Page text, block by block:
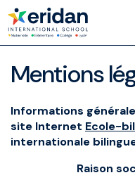
Mentions
Informations
site Internet Ecole-
internationale
Raison